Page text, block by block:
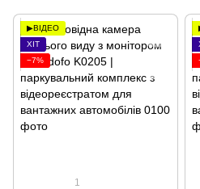
▶ВІДЕО
ХІТ
−7%
1